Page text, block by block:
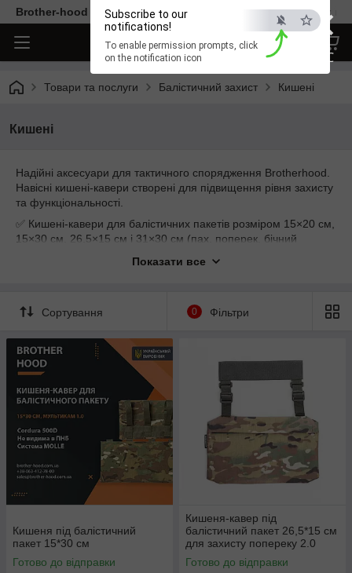
×
ESC
Subscribe to our
notifications!
To enable permission prompts, click
on the notification icon
Brother-hood - Одяг та аксесуари тільки від перевірених
Товари та послуги Балістичний захист Кишені
Кишені
Надійні аксесуари для тактичного спорядження Brotherhood.
Навісні кишені-кавери створені для підвищення рівня захисту
та функціональності.
✅ Кишені-кавери для балістичних пакетів розміром 15×20 см,
15×30 см, 26,5×15 см і 31×30 см (пах, поперек, бічний
✅ Міцна поліамідна тканина (100% поліамід) з водо-,
фіксації та зручного доступу
зручність у будь-яких умовах. Brotherhood — коли важлива
кожна деталь.
Показати все
Сортування 0 Фільтри
Кишеня під балістичний
пакет 15*30 см
Готово до відправки
Кишеня-кавер під
балістичний пакет 26,5*15 см
для захисту попереку 2.0
мультикам
Готово до відправки